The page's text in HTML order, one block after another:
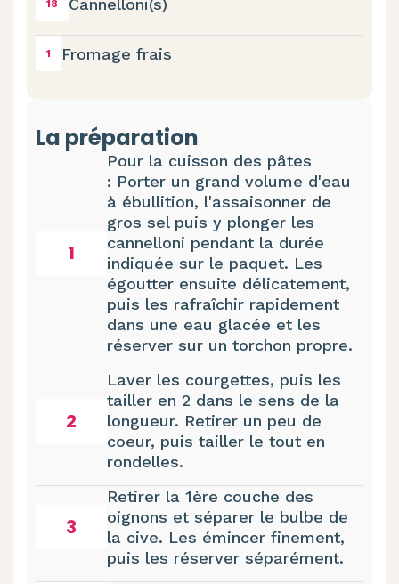
18
1 Fromage frais
La préparation
1
Pour la cuisson des pâtes
: Porter un grand volume d'eau
à ébullition, l'assaisonner de
gros sel puis y plonger les
cannelloni pendant la durée
indiquée sur le paquet. Les
égoutter ensuite délicatement,
puis les rafraîchir rapidement
dans une eau glacée et les
réserver sur un torchon propre.
2
Laver les courgettes, puis les
tailler en 2 dans le sens de la
longueur. Retirer un peu de
coeur, puis tailler le tout en
rondelles.
3
Retirer la 1ère couche des
oignons et séparer le bulbe de
la cive. Les émincer finement,
puis les réserver séparément.